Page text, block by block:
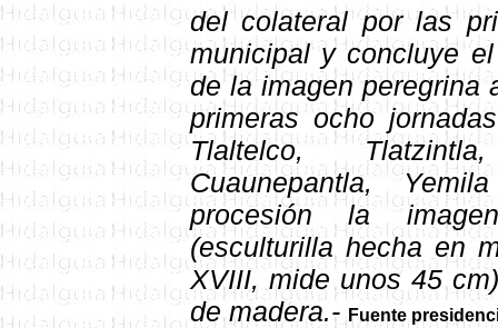
del colateral por las
municipal y concluye
de la imagen peregrina
primeras ocho
Tlaltelco,
Cuaunepantla,
procesión la
(esculturilla hecha en
XVIII, mide unos 45
de madera.-
Fuente